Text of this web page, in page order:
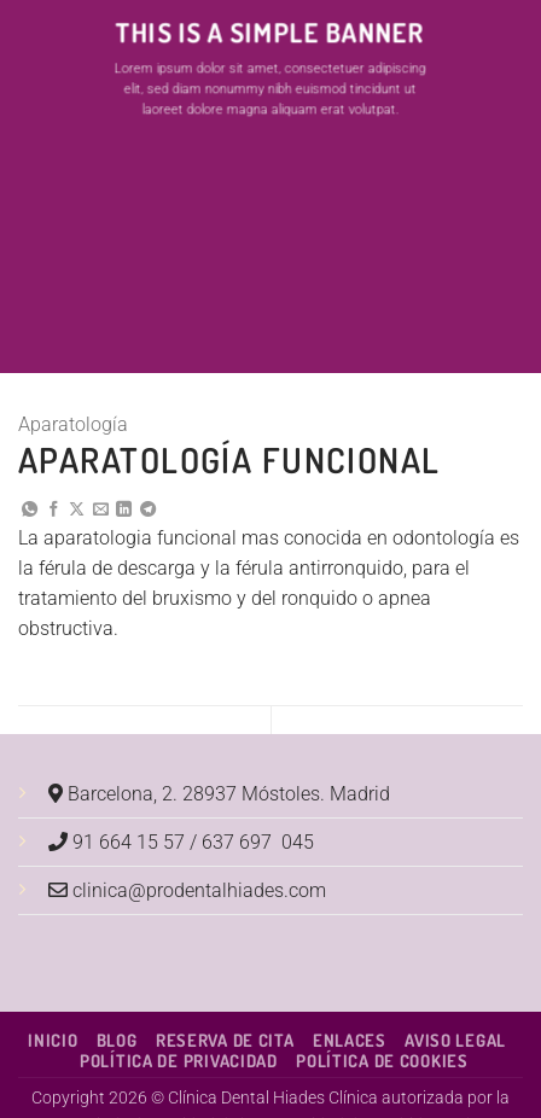
THIS IS A SIMPLE BANNER
Lorem ipsum dolor sit amet, consectetuer adipiscing
elit, sed diam nonummy nibh euismod tincidunt ut
laoreet dolore magna aliquam erat volutpat.
Aparatología
APARATOLOGÍA FUNCIONAL
La aparatologia funcional mas conocida en odontología es
la férula de descarga y la férula antirronquido, para el
tratamiento del bruxismo y del ronquido o apnea
obstructiva.
Barcelona, 2. 28937 Móstoles. Madrid
91 664 15 57 / 637 697 045
clinica@prodentalhiades.com
INICIO BLOG RESERVA DE CITA ENLACES
AVISO LEGAL
POLÍTICA DE PRIVACIDAD
POLÍTICA DE COOKIES
Copyright 2026 © Clínica Dental Hiades Clínica autorizada por la